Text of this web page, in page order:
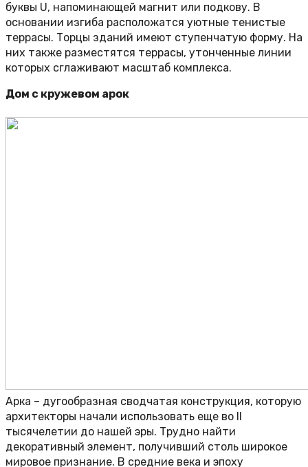
буквы U, напоминающей магнит или подкову. В
основании изгиба расположатся уютные тенистые
террасы. Торцы зданий имеют ступенчатую форму. На
них также разместятся террасы, утонченные линии
которых сглаживают масштаб комплекса.
Дом с кружевом арок
Арка – дугообразная сводчатая конструкция, которую
архитекторы начали использовать еще во II
тысячелетии до нашей эры. Трудно найти
декоративный элемент, получивший столь широкое
мировое признание. В средние века и эпоху